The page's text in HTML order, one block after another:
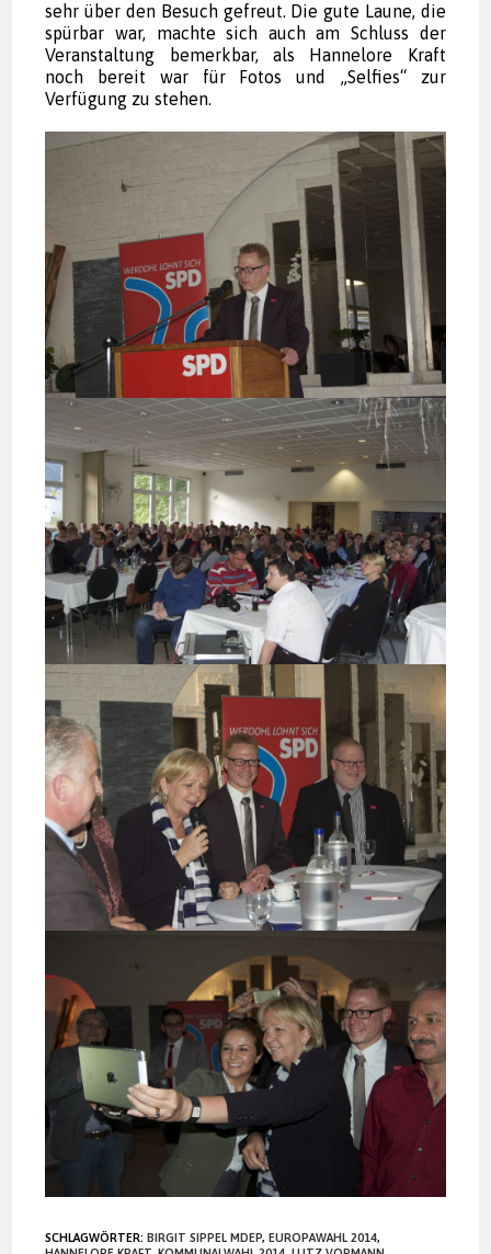
sehr über den Besuch gefreut. Die gute Laune, die
spürbar war, machte sich auch am Schluss der
Veranstaltung bemerkbar, als Hannelore Kraft
noch bereit war für Fotos und „Selfies“ zur
Verfügung zu stehen.
SCHLAGWÖRTER:BIRGIT SIPPEL MDEP, EUROPAWAHL 2014,